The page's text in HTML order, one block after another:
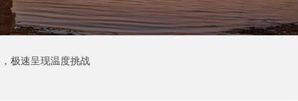
极速呈现温度挑战